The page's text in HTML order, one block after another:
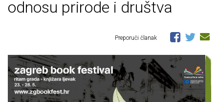
odnosu prirode i društva
Preporuči članak